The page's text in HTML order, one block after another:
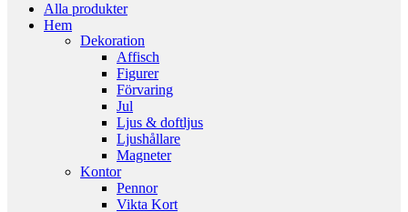
Alla produkter
Hem
Dekoration
Affisch
Figurer
Förvaring
Jul
Ljus & doftljus
Ljushållare
Magneter
Kontor
Pennor
Vikta Kort